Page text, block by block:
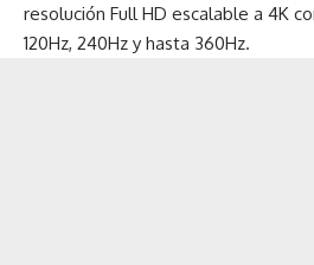
resolución Full HD escalable a 4K
120Hz, 240Hz y hasta 360Hz.